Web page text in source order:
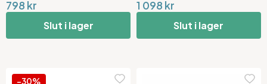
798 kr
Slut i lager
1 098 kr
Slut i lager
-30%